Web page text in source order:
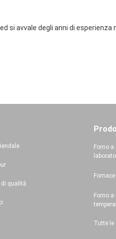
si avvale degli anni di
qualità
Forno
Forno
Tutte le